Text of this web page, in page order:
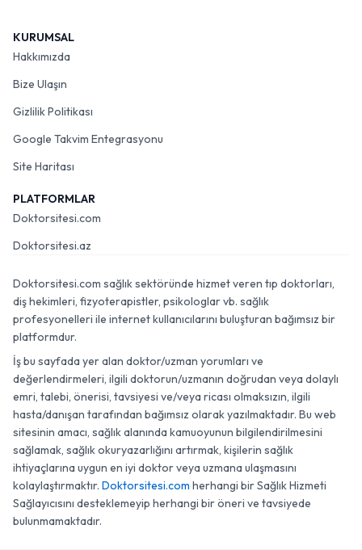
KURUMSAL
Hakkımızda
Bize Ulaşın
Gizlilik Politikası
Google Takvim Entegrasyonu
Site Haritası
PLATFORMLAR
Doktorsitesi.com
Doktorsitesi.az
Doktorsitesi.com sağlık sektöründe hizmet veren tıp doktorları,
diş hekimleri, fizyoterapistler, psikologlar vb. sağlık
profesyonelleri ile internet kullanıcılarını buluşturan bağımsız bir
platformdur.
İş bu sayfada yer alan doktor/uzman yorumları ve
değerlendirmeleri, ilgili doktorun/uzmanın doğrudan veya dolaylı
emri, talebi, önerisi, tavsiyesi ve/veya ricası olmaksızın, ilgili
hasta/danışan tarafından bağımsız olarak yazılmaktadır. Bu web
sitesinin amacı, sağlık alanında kamuoyunun bilgilendirilmesini
sağlamak, sağlık okuryazarlığını artırmak, kişilerin sağlık
ihtiyaçlarına uygun en iyi doktor veya uzmana ulaşmasını
kolaylaştırmaktır. Doktorsitesi.com herhangi bir Sağlık Hizmeti
Sağlayıcısını desteklemeyip herhangi bir öneri ve tavsiyede
bulunmamaktadır.